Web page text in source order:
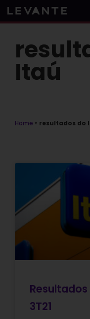
Skip
to
Itaú
Home » resultados do
3T21